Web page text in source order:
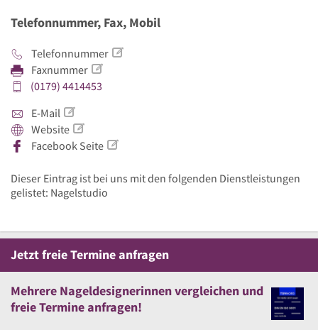
Telefonnummer, Fax, Mobil
Telefonnummer
Faxnummer
(0179) 4414453
E-Mail
Website
Facebook Seite
Dieser Eintrag ist bei uns mit den folgenden Dienstleistungen
gelistet: Nagelstudio
JetztfreieTermine anfragen
Mehrere Nageldesignerinnen vergleichen und
freieTermine anfragen!